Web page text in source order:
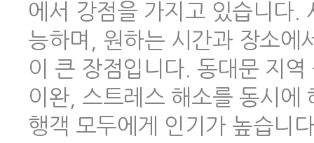
에서 강점을 가지고 있습니다.
능하며, 원하는 시간과 장소에
이 큰 장점입니다. 동대문 지
이완, 스트레스 해소를 동시에
행객 모두에게 인기가 높습니